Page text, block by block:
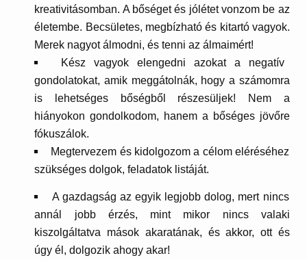
kreativitásomban. A bőséget és jólétet vonzom be az
életembe. Becsületes, megbízható és kitartó vagyok.
Merek nagyot álmodni, és tenni az álmaimért!
Kész vagyok elengedni azokat a negatív
gondolatokat, amik meggátolnák, hogy a számomra
is lehetséges bőségből részesüljek! Nem a
hiányokon gondolkodom, hanem a bőséges jövőre
fókuszálok.
Megtervezem és kidolgozom a célom eléréséhez
szükséges dolgok, feladatok listáját.
A gazdagság az egyik legjobb dolog, mert nincs
annál jobb érzés, mint mikor nincs valaki
kiszolgáltatva mások akaratának, és akkor, ott és
úgy él, dolgozik ahogy akar!